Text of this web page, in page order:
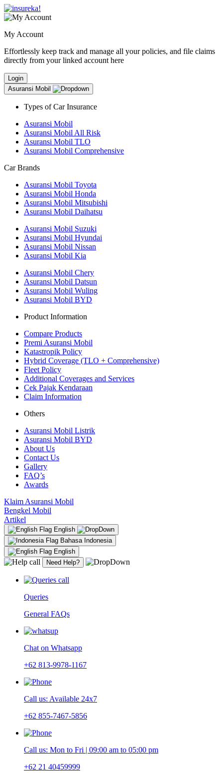
My Account
Effortlessly keep track and manage all your policies, and file claims
directly from your linked account here
Login
Asuransi Mobil
Types of Car Insurance
Asuransi Mobil
Asuransi Mobil All Risk
Asuransi Mobil TLO
Asuransi Mobil Comprehensive
Car Brands
Asuransi Mobil Toyota
Asuransi Mobil Honda
Asuransi Mobil Mitsubishi
Asuransi Mobil Daihatsu
Asuransi Mobil Suzuki
Asuransi Mobil Hyundai
Asuransi Mobil Nissan
Asuransi Mobil Kia
Asuransi Mobil Chery
Asuransi Mobil Datsun
Asuransi Mobil Wuling
Asuransi Mobil BYD
Product Information
Compare Products
Premi Asuransi Mobil
Katastropik Policy
Hybrid Coverage (TLO + Comprehensive)
Fleet Policy
Additional Coverages and Services
Cek Pajak Kendaraan
Claim Information
Others
Asuransi Mobil Listrik
Asuransi Mobil BYD
About Us
Contact Us
Gallery
FAQ’s
Awards
Klaim Asuransi Mobil
Bengkel Mobil
Artikel
English
Bahasa Indonesia
English
Need Help?
Queries
General FAQs
Chat on Whatsapp
+62 813-9978-1167
Call us: Available 24x7
+62 855-7467-5856
Call us: Mon to Fri | 09:00 am to 05:00 pm
+62 21 40459999